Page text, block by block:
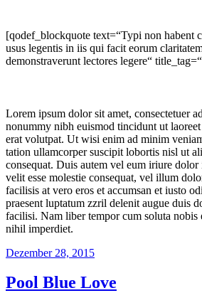
[qodef_blockquote text=“Typi non habent
usus legentis in iis qui facit eorum
demonstraverunt lectores legere“
Lorem ipsum dolor sit amet, consectetuer
nonummy nibh euismod tincidunt ut
erat volutpat. Ut wisi enim ad minim
tation ullamcorper suscipit lobortis nisl ut
consequat. Duis autem vel eum iriure
velit esse molestie consequat, vel illum
facilisis at vero eros et accumsan et iusto
praesent luptatum zzril delenit augue duis
facilisi. Nam liber tempor cum soluta nobis
nihil imperdiet.
Veröffentlicht
Dezember 28, 2015
Pool Blue Love